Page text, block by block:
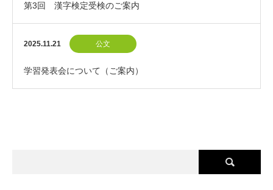
第3回 漢字検定受検のご案内
2025.11.21 公文
学習発表会について（ご案内）